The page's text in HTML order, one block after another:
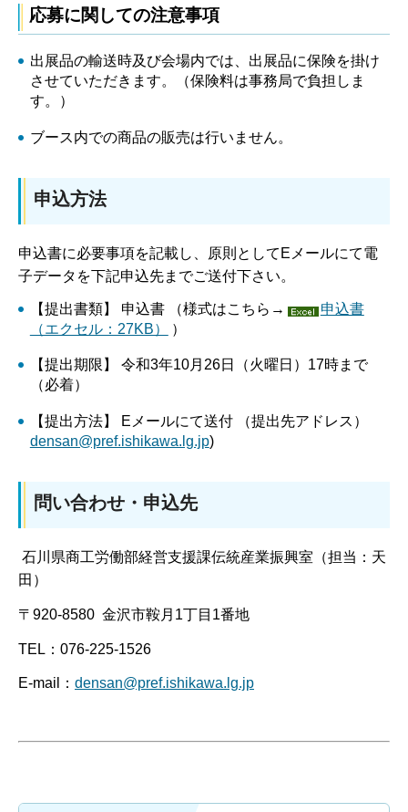
応募に関しての注意事項
出展品の輸送時及び会場内では、出展品に保険を掛け
させていただきます。（保険料は事務局で負担しま
す。）
ブース内での商品の販売は行いません。
申込方法
申込書に必要事項を記載し、原則としてEメールにて電
子データを下記申込先までご送付下さい。
【提出書類】 申込書 （様式はこちら→
申込書
（エクセル：27KB）
）
【提出期限】 令和3年10月26日（火曜日）17時まで
（必着）
【提出方法】 Eメールにて送付 （提出先アドレス）
densan@pref.ishikawa.lg.jp)
問い合わせ・申込先
石川県商工労働部経営支援課伝統産業振興室（担当：天
田）
〒920-8580 金沢市鞍月1丁目1番地
TEL：076-225-1526
E-mail： densan@pref.ishikawa.lg.jp